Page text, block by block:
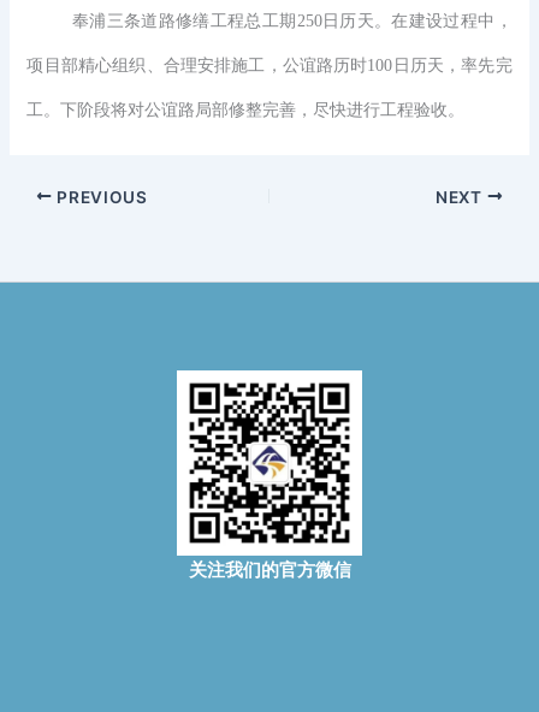
奉浦三条道路修缮工程总工期 250日历天。在建设过程中，
项目部精心组织、合理安排施工，公谊路历时100日历天，率先完
工。下阶段将对公谊路局部修整完善，尽快进行工程验收。
PREVIOUS NEXT
关注我们的官方微信